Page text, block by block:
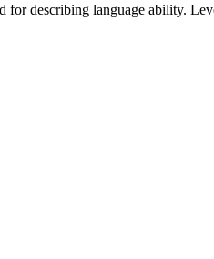
describing language ability.